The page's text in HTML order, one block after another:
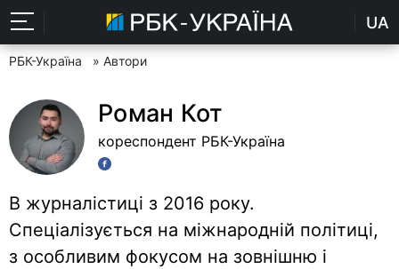
UA
РБК-Україна » Автори
Роман Кот
кореспондент РБК-Україна
В журналістиці з 2016 року.
Спеціалізується на міжнародній політиці,
з особливим фокусом на зовнішню і